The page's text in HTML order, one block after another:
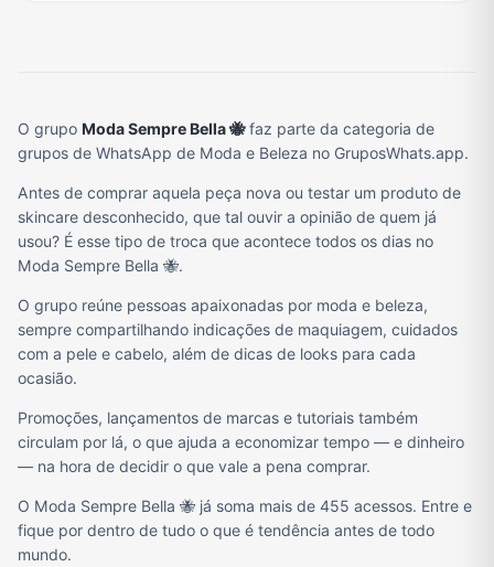
O grupo Moda Sempre Bella 🐝faz parte da categoria de
grupos de WhatsApp de Moda e Beleza no GruposWhats.app.
Antes de comprar aquela peça nova ou testar um produto de
skincare desconhecido, que tal ouvir a opinião de quem já
usou? É esse tipo de troca que acontece todos os dias no
Moda Sempre Bella 🐝.
O grupo reúne pessoas apaixonadas por moda e beleza,
sempre compartilhando indicações de maquiagem, cuidados
com a pele e cabelo, além de dicas de looks para cada
ocasião.
Promoções, lançamentos de marcas e tutoriais também
circulam por lá, o que ajuda a economizar tempo — e dinheiro
— na hora de decidir o que vale a pena comprar.
O Moda Sempre Bella 🐝 já soma mais de 455 acessos. Entre e
fique por dentro de tudo o que é tendência antes de todo
mundo.